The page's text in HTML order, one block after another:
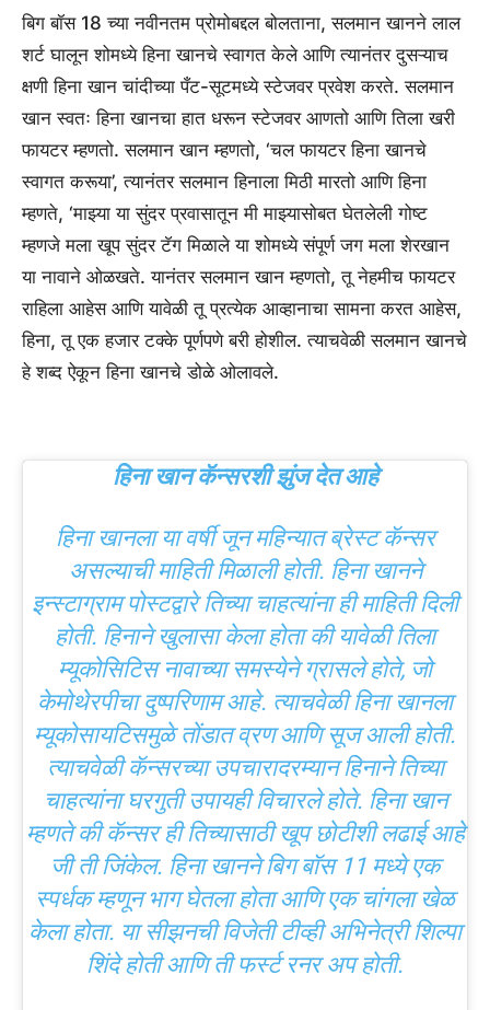
बिग बॉस 18 च्या नवीनतम प्रोमोबद्दल बोलताना, सलमान खानने लाल
शर्ट घालून शोमध्ये हिना खानचे स्वागत केले आणि त्यानंतर दुसऱ्याच
क्षणी हिना खान चांदीच्या पँट-सूटमध्ये स्टेजवर प्रवेश करते. सलमान
खान स्वतः हिना खानचा हात धरून स्टेजवर आणतो आणि तिला खरी
फायटर म्हणतो. सलमान खान म्हणतो, ‘चल फायटर हिना खानचे
स्वागत करूया’, त्यानंतर सलमान हिनाला मिठी मारतो आणि हिना
म्हणते, ‘माझ्या या सुंदर प्रवासातून मी माझ्यासोबत घेतलेली गोष्ट
म्हणजे मला खूप सुंदर टॅग मिळाले या शोमध्ये संपूर्ण जग मला शेरखान
या नावाने ओळखते. यानंतर सलमान खान म्हणतो, तू नेहमीच फायटर
राहिला आहेस आणि यावेळी तू प्रत्येक आव्हानाचा सामना करत आहेस,
हिना, तू एक हजार टक्के पूर्णपणे बरी होशील. त्याचवेळी सलमान खानचे
हे शब्द ऐकून हिना खानचे डोळे ओलावले.
हिना खान कॅन्सरशी झुंज देत आहे
हिना खानला या वर्षी जून महिन्यात ब्रेस्ट कॅन्सर
असल्याची माहिती मिळाली होती. हिना खानने
इन्स्टाग्राम पोस्टद्वारे तिच्या चाहत्यांना ही माहिती दिली
होती. हिनाने खुलासा केला होता की यावेळी तिला
म्यूकोसिटिस नावाच्या समस्येने ग्रासले होते, जो
केमोथेरपीचा दुष्परिणाम आहे. त्याचवेळी हिना खानला
म्यूकोसायटिसमुळे तोंडात व्रण आणि सूज आली होती.
त्याचवेळी कॅन्सरच्या उपचारादरम्यान हिनाने तिच्या
चाहत्यांना घरगुती उपायही विचारले होते. हिना खान
म्हणते की कॅन्सर ही तिच्यासाठी खूप छोटीशी लढाई आहे
जी ती जिंकेल. हिना खानने बिग बॉस 11 मध्ये एक
स्पर्धक म्हणून भाग घेतला होता आणि एक चांगला खेळ
केला होता. या सीझनची विजेती टीव्ही अभिनेत्री शिल्पा
शिंदे होती आणि ती फर्स्ट रनर अप होती.